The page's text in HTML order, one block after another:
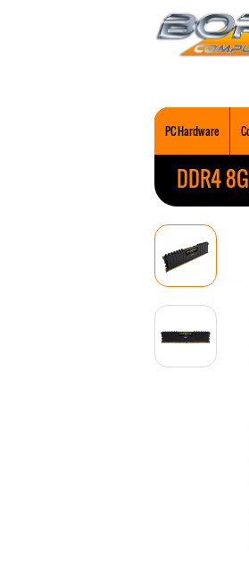
PC Hardware
DDR4